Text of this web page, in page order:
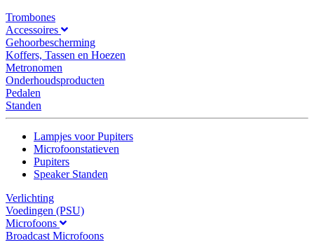
Trombones
Accessoires
Gehoorbescherming
Koffers, Tassen en Hoezen
Metronomen
Onderhoudsproducten
Pedalen
Standen
Lampjes voor Pupiters
Microfoonstatieven
Pupiters
Speaker Standen
Verlichting
Voedingen (PSU)
Microfoons
Broadcast Microfoons